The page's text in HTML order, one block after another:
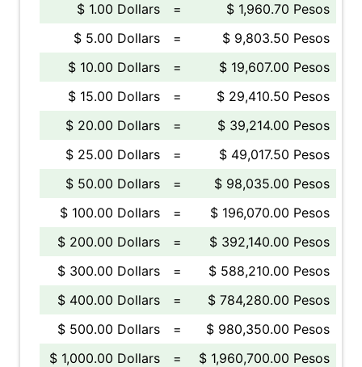
$ 1.00 Dollars =
$ 1,960.70 Pesos
$ 5.00 Dollars
=
$ 9,803.50 Pesos
$ 10.00 Dollars
=
$ 19,607.00 Pesos
$ 15.00 Dollars
=
$ 29,410.50 Pesos
$ 20.00 Dollars
=
$ 39,214.00 Pesos
$ 25.00 Dollars
=
$ 49,017.50 Pesos
$ 50.00 Dollars
=
$ 98,035.00 Pesos
$ 100.00 Dollars
=
$ 196,070.00 Pesos
$ 200.00 Dollars
=
$ 392,140.00 Pesos
$ 300.00 Dollars
=
$ 588,210.00 Pesos
$ 400.00 Dollars
=
$ 784,280.00 Pesos
$ 500.00 Dollars
=
$ 980,350.00 Pesos
$ 1,000.00 Dollars
=
$ 1,960,700.00 Pesos